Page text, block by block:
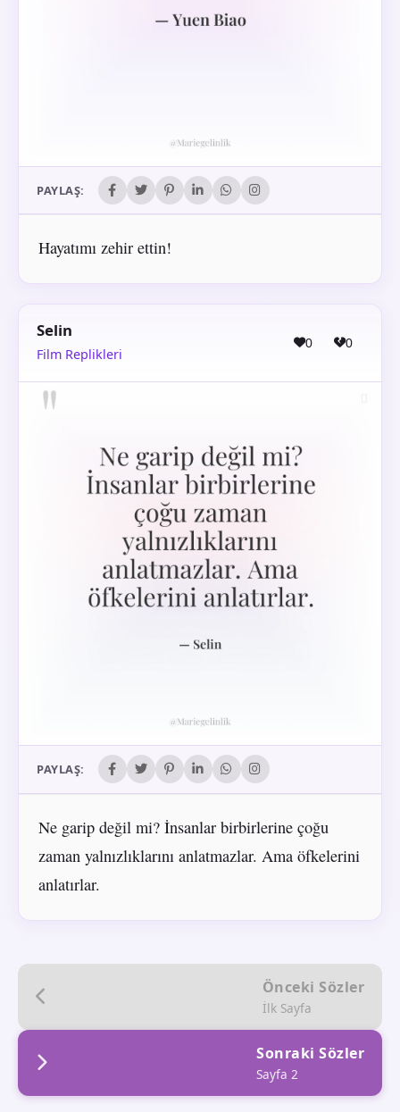
PAYLAŞ:
Hayatımı zehir ettin!
Selin
Film Replikleri
0 0
PAYLAŞ:
Ne garip değil mi? İnsanlar birbirlerine çoğu
zaman yalnızlıklarını anlatmazlar. Ama öfkelerini
anlatırlar.
Önceki Sözler
İlk Sayfa
Sonraki Sözler
Sayfa 2